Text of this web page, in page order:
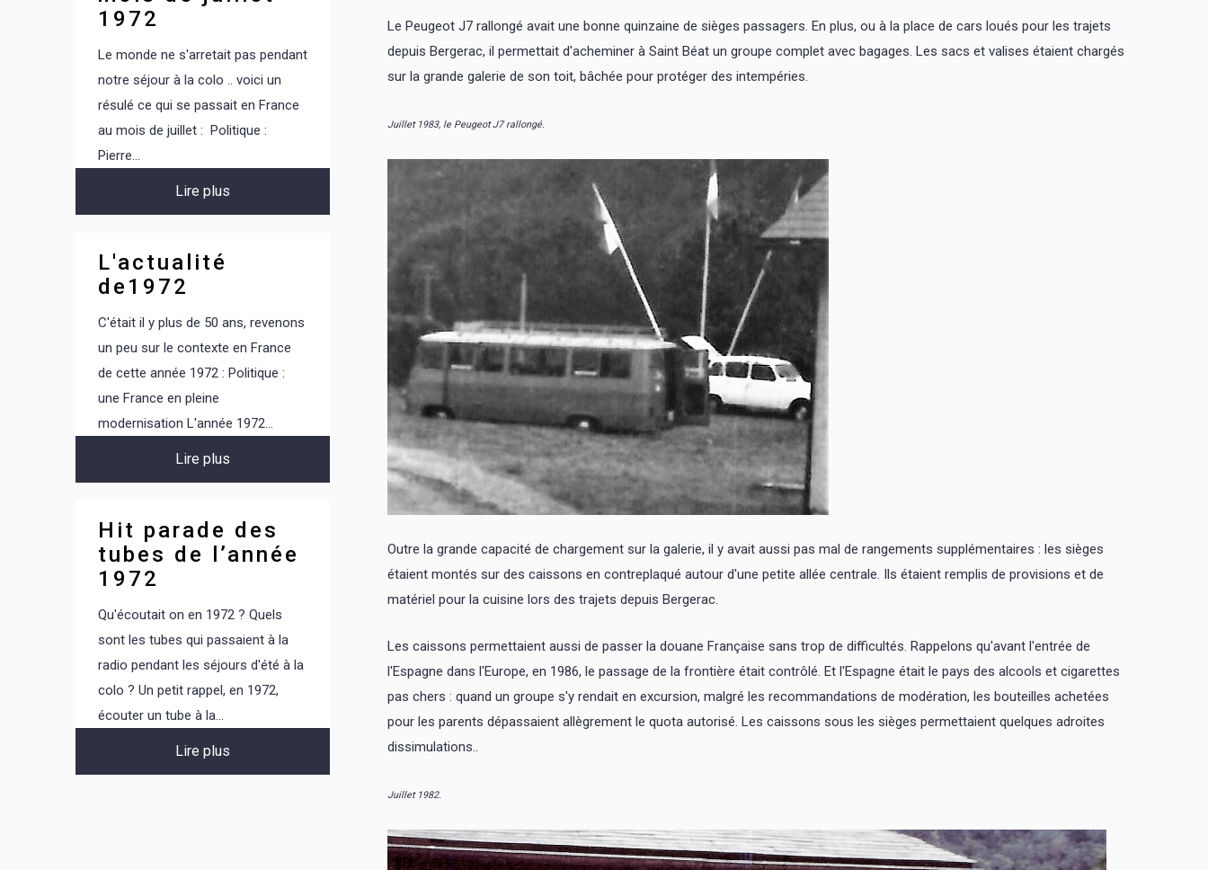
1972
Le monde ne s'arretait pas pendant
notre séjour à la colo .. voici un
résulé ce qui se passait en France
au mois de juillet : Politique :
Pierre...
Lire plus
L'actualité
de1972
C'était il y plus de 50 ans, revenons
un peu sur le contexte en France
de cette année 1972 : Politique :
une France en pleine
modernisation L'année 1972...
Lire plus
Hit parade des
tubes de l’année
1972
Qu'écoutait on en 1972 ? Quels
sont les tubes qui passaient à la
radio pendant les séjours d'été à la
colo ? Un petit rappel, en 1972,
écouter un tube à la...
Lire plus
Le Peugeot J7 rallongé avait une bonne quinzaine de sièges passagers. En plus, ou à la place de cars loués pour les trajets
depuis Bergerac, il permettait d'acheminer à Saint Béat un groupe complet avec bagages. Les sacs et valises étaient chargés
sur la grande galerie de son toit, bâchée pour protéger des intempéries.
Juillet 1983, le Peugeot J7 rallongé.
Outre la grande capacité de chargement sur la galerie, il y avait aussi pas mal de rangements supplémentaires : les sièges
étaient montés sur des caissons en contreplaqué autour d'une petite allée centrale. Ils étaient remplis de provisions et de
matériel pour la cuisine lors des trajets depuis Bergerac.
Les caissons permettaient aussi de passer la douane Française sans trop de difficultés. Rappelons qu'avant l'entrée de
l'Espagne dans l'Europe, en 1986, le passage de la frontière était contrôlé. Et l'Espagne était le pays des alcools et cigarettes
pas chers : quand un groupe s'y rendait en excursion, malgré les recommandations de modération, les bouteilles achetées
pour les parents dépassaient allègrement le quota autorisé. Les caissons sous les sièges permettaient quelques adroites
dissimulations..
Juillet 1982.